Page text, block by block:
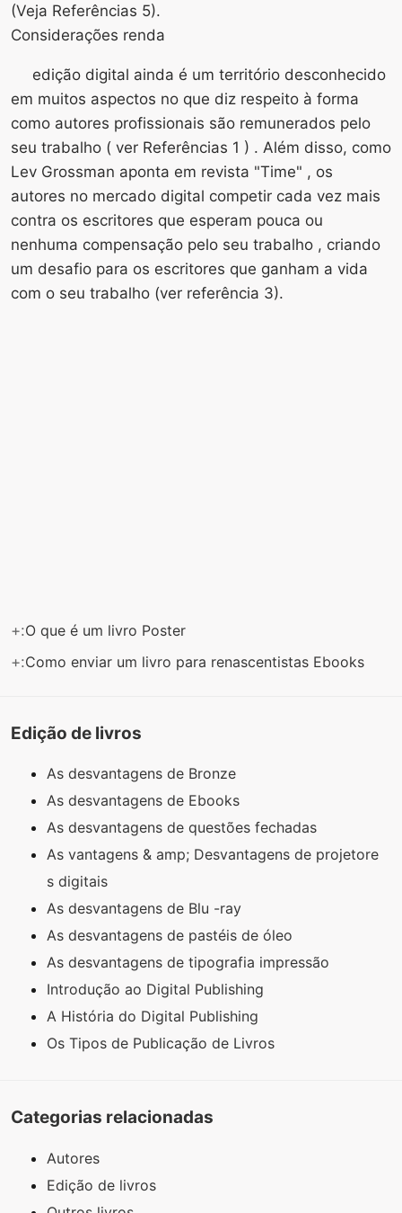
(Veja Referências 5).
Considerações renda
edição digital ainda é um território desconhecido
em muitos aspectos no que diz respeito à forma
como autores profissionais são remunerados pelo
seu trabalho ( ver Referências 1 ) . Além disso, como
Lev Grossman aponta em revista "Time" , os
autores no mercado digital competir cada vez mais
contra os escritores que esperam pouca ou
nenhuma compensação pelo seu trabalho , criando
um desafio para os escritores que ganham a vida
com o seu trabalho (ver referência 3).
+:O que é um livro Poster
+:Como enviar um livro para renascentistas Ebooks
Edição de livros
As desvantagens de Bronze
As desvantagens de Ebooks
As desvantagens de questões fechadas
As vantagens & amp; Desvantagens de projetore
s digitais
As desvantagens de Blu -ray
As desvantagens de pastéis de óleo
As desvantagens de tipografia impressão
Introdução ao Digital Publishing
A História do Digital Publishing
Os Tipos de Publicação de Livros
Categorias relacionadas
Autores
Edição de livros